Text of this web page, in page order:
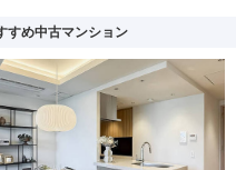
すめ中古マンション